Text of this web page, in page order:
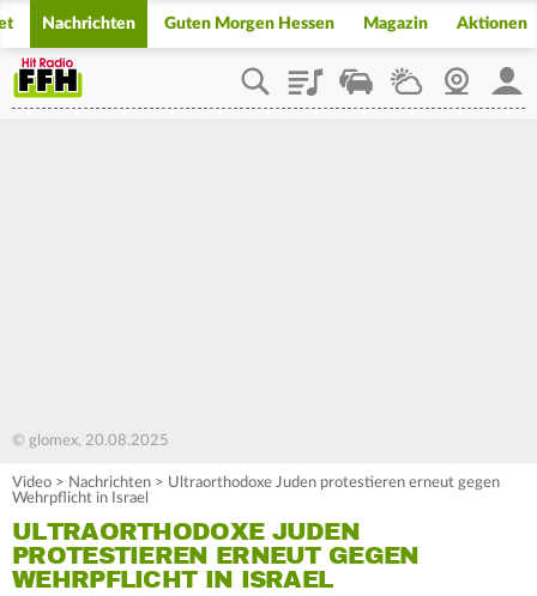
Nachrichten Guten Morgen Hessen Magazin Aktionen
PlaylistStaupilotWetterWebcam
© glomex, 20.08.2025
Video > Nachrichten > Ultraorthodoxe Juden protestieren erneut gegen
Wehrpflicht in Israel
ULTRAORTHODOXE JUDEN
PROTESTIEREN ERNEUT GEGEN
WEHRPFLICHT IN ISRAEL